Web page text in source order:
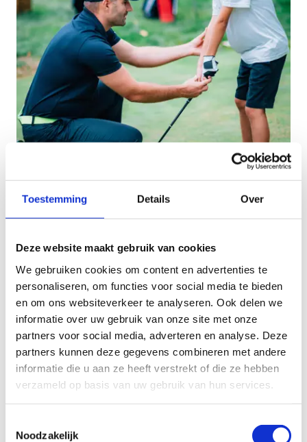
Toestemming Details Over
Deze website maakt gebruik van cookies
We gebruiken cookies om content en advertenties te
personaliseren, om functies voor social media te bieden
en om ons websiteverkeer te analyseren. Ook delen we
informatie over uw gebruik van onze site met onze
partners voor social media, adverteren en analyse. Deze
partners kunnen deze gegevens combineren met andere
informatie die u aan ze heeft verstrekt of die ze hebben
verzameld op basis van uw gebruik van hun services.
Noodzakelijk
Organiseer je met je sportclub een nieuwe
sportclub of start je een nieuwe afdeling binnen je
sportclub op? Dan kom je in aanmerking voor
gratis lesgeversondersteuning.Wij bieden éénmalig
een lesgeversondersteuning aan van maximaal tien
lesuren, verspreid over meerdere dagen. Wij betalen
en verzekeren de lesgever via een
Arbeidsovereenkomst voor Occasioneel Personeel.